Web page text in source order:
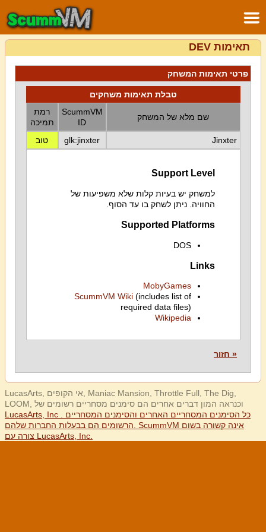
תאימות DEV
פרטי תאימות המשחק
טבלת תאימות משחקים
שם מלא של המשחק
ScummVM
ID
רמת
תמיכה
Jinxter
glk:jinxter טוב
Support Level
למשחק יש בעיות קלות שלא משפיעות של
החוויה. ניתן לשחק בו עד הסוף.
Supported Platforms
DOS
Links
MobyGames
ScummVM Wiki(includes list of
required data files)
Wikipedia
« חזור
LucasArts, אי הקופים, Maniac Mansion, Throttle Full, The Dig,
LOOM, וכנראה המון דברים אחרים הם סימנים מסחריים רשומים של
LucasArts, Inc . כל הסימנים המסחריים האחרים והסימנים המסחריים
הרשומים הם בבעלות החברות שלהם. ScummVM אינה קשורה בשום
צורה עם LucasArts, Inc.